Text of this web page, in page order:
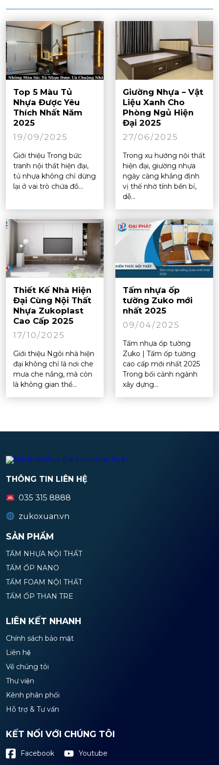
Top 5 Màu Tủ
Nhựa Được Yêu
Thích Nhất Năm
2025
19/09/2025
Giới thiệu Trong bức
tranh nội thất hiện đại,
tủ nhựa không chỉ dừng
lại ở vai trò chứa đồ...
Giường Nhựa – Vật
Liệu Xanh Cho
Phòng Ngủ Hiện
Đại 2025
27/06/2025
Trong xu hướng nội thất
hiện đại, giường nhựa
ngày càng khẳng định
vị thế nhờ tính bền bỉ,
dễ...
Thiết Kế Nhà Hiện
Đại Cùng Nội Thất
Nhựa Zukoplast
Cao Cấp 2025
17/10/2025
Giới thiệu Ngôi nhà hiện
đại không chỉ là nơi che
mưa che nắng, mà còn
là không gian thể...
Tấm nhựa ốp
tường Zuko mới
nhất 2025
09/04/2025
Tấm nhựa ốp tường
Zuko | Tấm ốp tường
cao cấp mới nhất 2025
Trong bối cảnh ngành
xây dựng...
THÔNG TIN LIÊN HỆ
035 315 8888
zukoxuan.vn
SẢN PHẨM
TẤM NHỰA NỘI THẤT
TẤM ỐP NANO
TẤM FOAM NỘI THẤT
TẤM ỐP THAN TRE
LIÊN KẾT NHANH
Chính sách bảo mật
Liên hệ
Về chúng tôi
Thư viện
Kênh phân phối
Hỗ trợ & Tư vấn
KẾT NỐI VỚI CHÚNG TÔI
Facebook Youtube